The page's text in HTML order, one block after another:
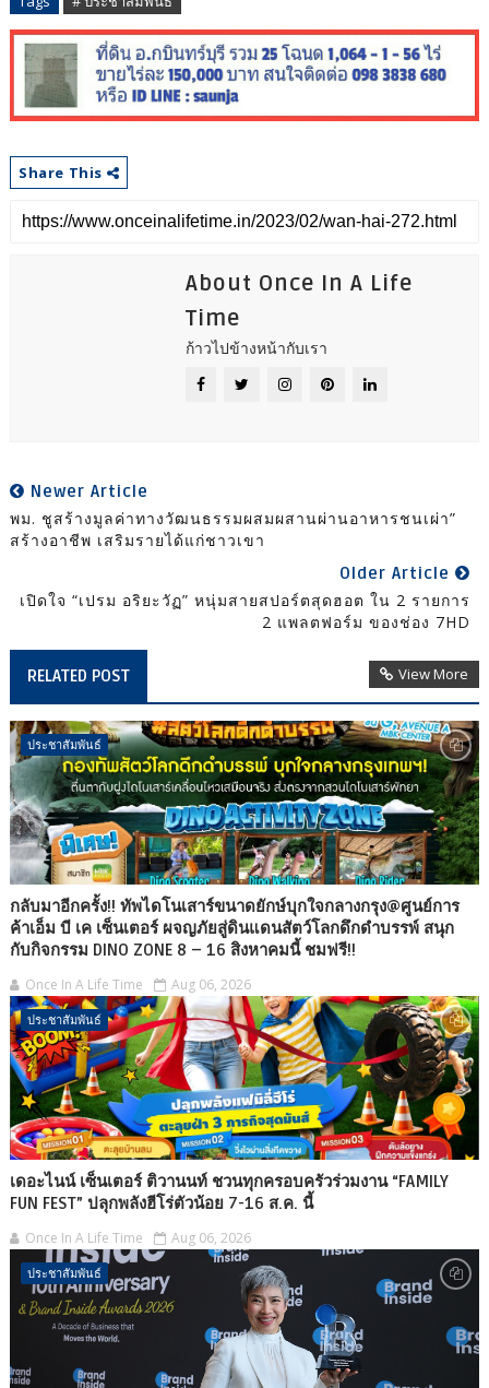
Share This
About Once In A Life
Time
ก้าวไปข้างหน้ากับเรา
Newer Article
พม. ชูสร้างมูลค่าทางวัฒนธรรมผสมผสานผ่านอาหารชนเผ่า”
สร้างอาชีพ เสริมรายได้แก่ชาวเขา
Older Article
เปิดใจ “เปรม อริยะวัฏ” หนุ่มสายสปอร์ตสุดฮอต ใน 2 รายการ
2 แพลตฟอร์ม ของช่อง 7HD
RELATED POST View More
ประชาสัมพันธ์
กลับมาอีกครั้ง!! ทัพไดโนเสาร์ขนาดยักษ์บุกใจกลางกรุง@ศูนย์การ
ค้าเอ็ม บี เค เซ็นเตอร์ ผจญภัยสู่ดินแดนสัตว์โลกดึกดำบรรพ์ สนุก
กับกิจกรรม DINO ZONE 8 – 16 สิงหาคมนี้ ชมฟรี!!
Once In A Life Time Aug 06, 2026
ประชาสัมพันธ์
เดอะไนน์ เซ็นเตอร์ ติวานนท์ ชวนทุกครอบครัวร่วมงาน “FAMILY
FUN FEST” ปลุกพลังฮีโร่ตัวน้อย 7-16 ส.ค. นี้
Once In A Life Time Aug 06, 2026
ประชาสัมพันธ์